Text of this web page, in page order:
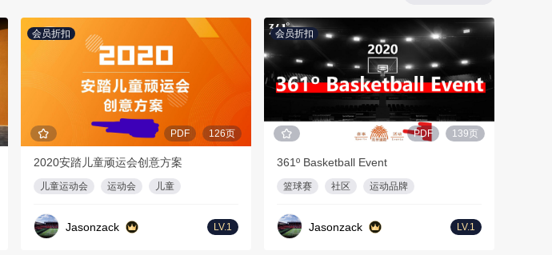
会员折扣
PDF 126页
2020安踏儿童顽运会创意方案
儿童运动会 运动会 儿童
Jasonzack LV.1
会员折扣
PDF 139页
361º Basketball Event
篮球赛 社区 运动品牌
Jasonzack LV.1